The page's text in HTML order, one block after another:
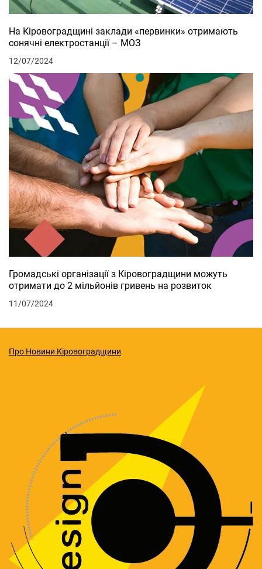
На Кіровоградщині заклади «первинки» отримають
сонячні електростанції – МОЗ
12/07/2024
Громадські організації з Кіровоградщини можуть
отримати до 2 мільйонів гривень на розвиток
11/07/2024
Про Новини Кіровоградщини